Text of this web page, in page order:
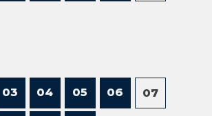
03 04 05 06 07